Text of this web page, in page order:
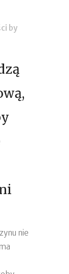
by
nie